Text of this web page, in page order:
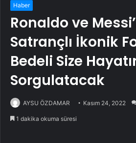
Haber
Ronaldo ve
Satrançlı İkonik
Bedeli Size
Sorgulatacak
AYSU ÖZDAMAR Kasım 24, 2022
1 dakika okuma süresi